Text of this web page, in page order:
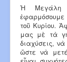
Ἡ Μεγάλη
τοῦ Κυρίου.
μας μὲ τὰ
διαχύσεις,
ὥστε νὰ